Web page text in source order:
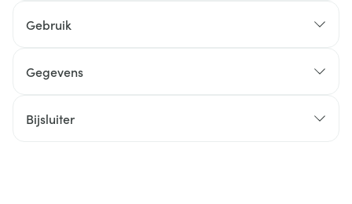
Gebruik
Gegevens
Bijsluiter